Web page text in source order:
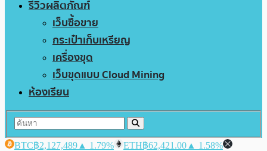
รีวิวผลิตภัณฑ์
เว็บซื้อขาย
กระเป๋าเก็บเหรียญ
เครื่องขุด
เว็บขุดแบบ Cloud Mining
ห้องเรียน
BTC฿2,127,489 ▲ 1.79% ETH฿62,421.00 ▲ 1.58%